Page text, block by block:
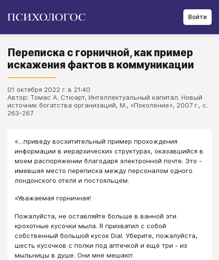
Войти
Переписка с горничной, как пример
искажения фактов в коммуникации
01 октября 2022 г. в 21:40
Автор: Томас А. Стюарт, Интеллектуальный капитал. Новый
источник богатства организаций, М., «Поколение», 2007 г., с.
263-267.
«…приведу восхитительный пример прохождения
информации в иерархических структурах, оказавшийся в
моем распоряжении благодаря электронной почте. Это -
имевшая место переписка между персоналом одного
лондонского отеля и постояльцем.
«Уважаемая горничная!
Пожалуйста, не оставляйте больше в ванной эти
крохотные кусочки мыла. Я прихватил с собой
собственный большой кусок Dial. Уберите, пожалуйста,
шесть кусочков с полки под аптечкой и ещё три - из
мыльницы в душе. Они мне мешают.